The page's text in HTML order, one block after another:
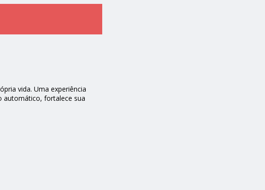
vida. Uma experiência
automático, fortalece sua